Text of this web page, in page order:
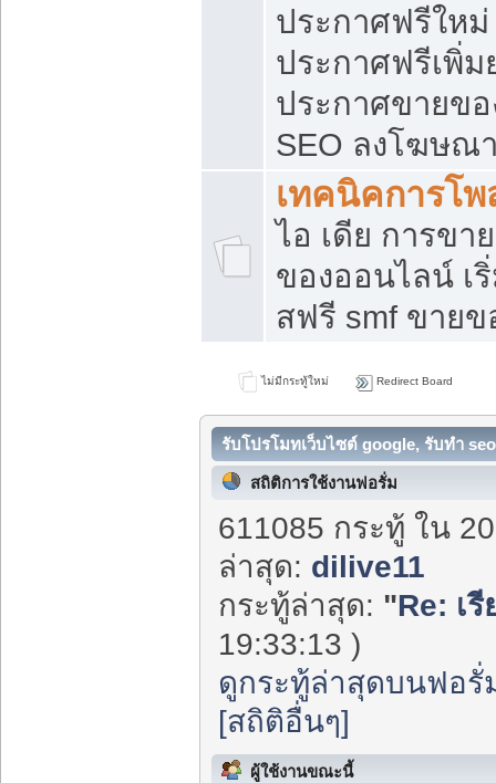
ประกาศฟรีใหม่
ประกาศฟรีเพิ่
ประกาศขายข
SEO ลงโฆษณ
เทคนิคการโ
ไอ เดีย การขา
ของออนไลน์ เ
สฟรี smf ขาย
ไม่มีกระทู้ใหม่ Redirect Board
รับโปรโมทเว็บไซต์ google, รับทำ
สถิติการใช้งานฟอรั่ม
611085 กระทู้ ใน
ล่าสุด: dilive11
กระทู้ล่าสุด: "Re: เ
19:33:13 )
ดูกระทู้ล่าสุดบนฟอรั่
[สถิติอื่นๆ]
ผู้ใช้งานขณะนี้